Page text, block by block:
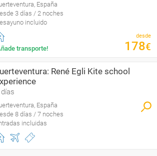
España
3 días / 2 noches
incluido
transporte!
desde
178€
René Egli Kite school
España
8 días / 7 noches
incluidas